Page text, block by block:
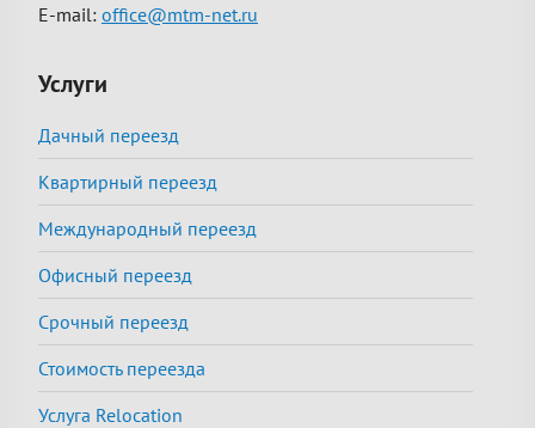
Услуги
Дачный переезд
Квартирный переезд
Международный переезд
Офисный переезд
Срочный переезд
Стоимость переезда
Услуга Relocation
E-mail: office@mtm-net.ru